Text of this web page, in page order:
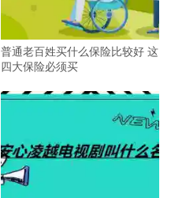
普通老百姓买什么保险比较好 这
四大保险必须买